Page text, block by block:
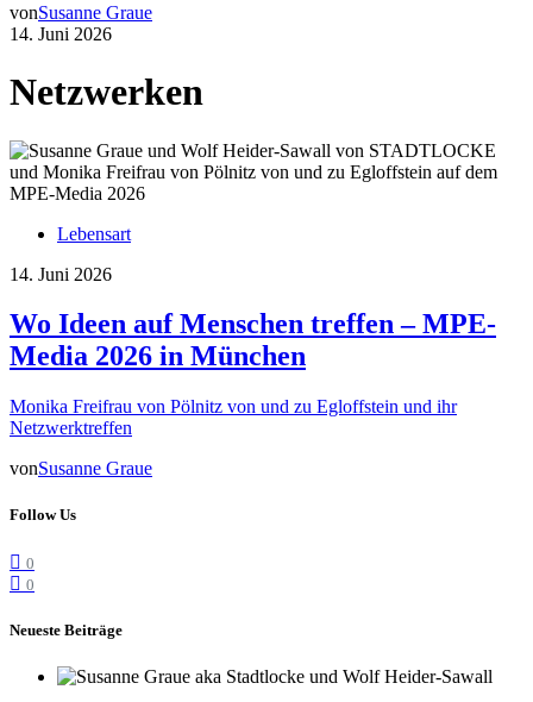
vonSusanne Graue
14. Juni 2026
Netzwerken
Lebensart
14. Juni 2026
Wo Ideen auf Menschen treffen – MPE-
Media 2026 in München
Monika Freifrau von Pölnitz von und zu Egloffstein und ihr
Netzwerktreffen
vonSusanne Graue
Follow Us
0
0
Neueste Beiträge